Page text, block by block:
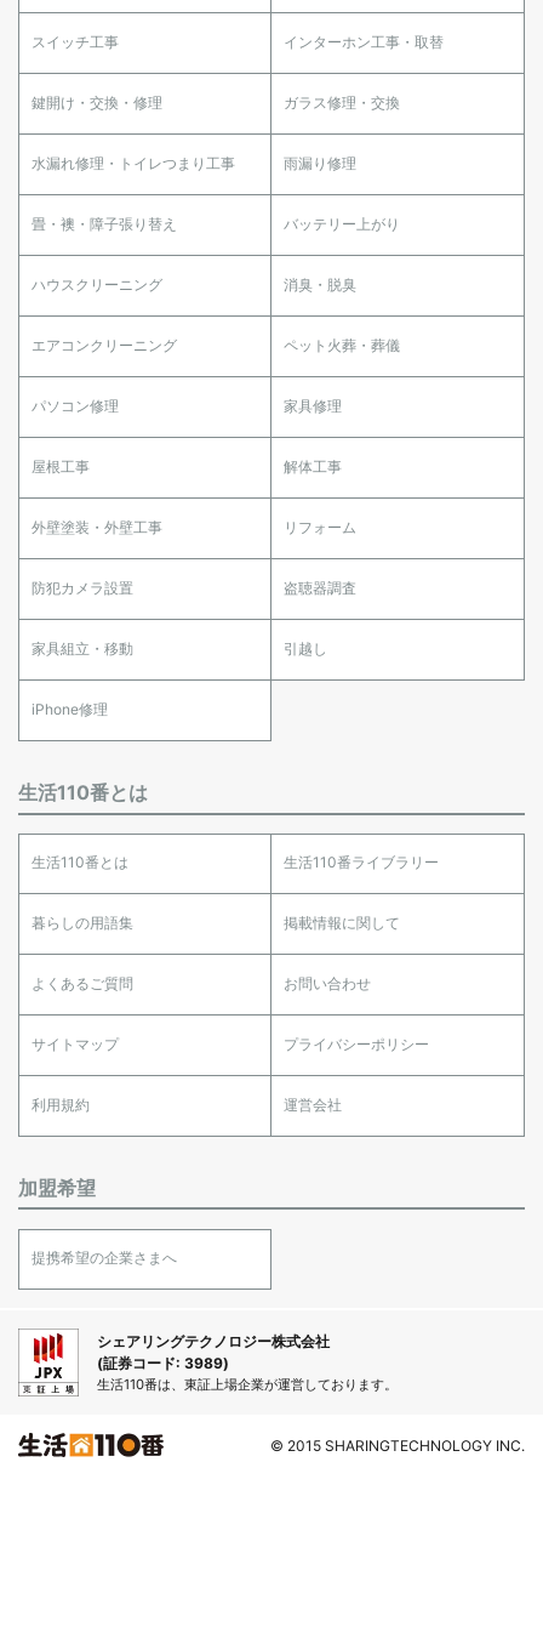
スイッチ工事 インターホン工事・取替
鍵開け・交換・修理 ガラス修理・交換
水漏れ修理・トイレつまり工事 雨漏り修理
畳・襖・障子張り替え バッテリー上がり
ハウスクリーニング 消臭・脱臭
エアコンクリーニング ペット火葬・葬儀
パソコン修理 家具修理
屋根工事 解体工事
外壁塗装・外壁工事 リフォーム
防犯カメラ設置 盗聴器調査
家具組立・移動 引越し
iPhone修理
生活110番とは
生活110番とは 生活110番ライブラリー
暮らしの用語集 掲載情報に関して
よくあるご質問 お問い合わせ
サイトマップ プライバシーポリシー
利用規約 運営会社
加盟希望
提携希望の企業さまへ
シェアリングテクノロジー株式会社
(証券コード: 3989)
生活110番は、東証上場企業が運営しております。
© 2015 SHARINGTECHNOLOGY INC.